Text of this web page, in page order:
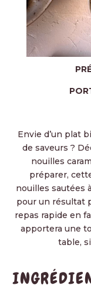
Envie d’un plat
de saveurs ?
nouilles
préparer,
nouilles sautées
pour un résultat
repas rapide en
apportera une
table,